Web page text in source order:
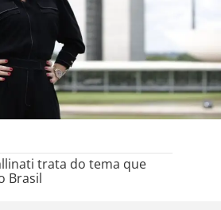
trata do tema que
Brasil